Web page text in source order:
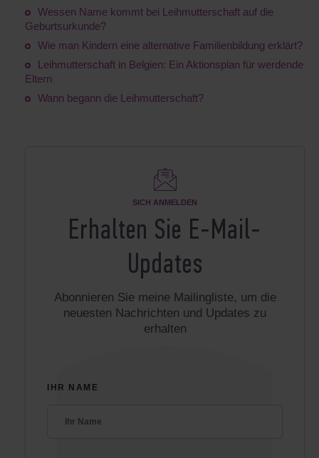
Wessen Name kommt bei Leihmutterschaft auf die
Geburtsurkunde?
Wie man Kindern eine alternative Familienbildung erklärt?
Leihmutterschaft in Belgien: Ein Aktionsplan für werdende
Eltern
Wann begann die Leihmutterschaft?
SICH ANMELDEN
Erhalten Sie E-Mail-
Updates
Abonnieren Sie meine Mailingliste, um die
neuesten Nachrichten und Updates zu
erhalten
IHR NAME